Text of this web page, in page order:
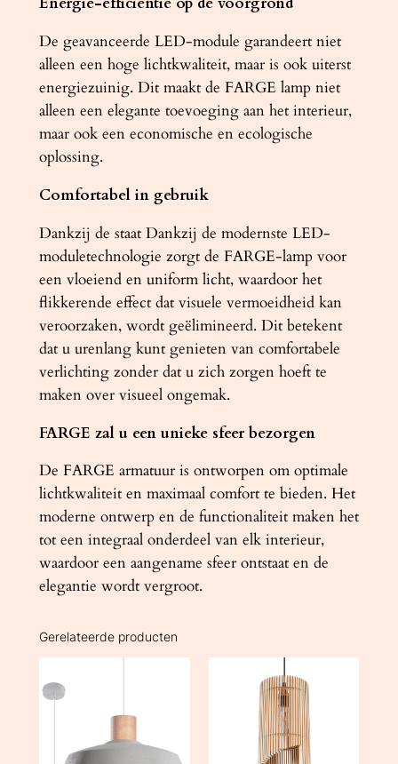
De geavanceerde LED-module garandeert niet
alleen een hoge lichtkwaliteit, maar is ook uiterst
energiezuinig. Dit maakt de FARGE lamp niet
alleen een elegante toevoeging aan het interieur,
maar ook een economische en ecologische
oplossing.
Comfortabel in gebruik
Dankzij de staat Dankzij de modernste LED-
moduletechnologie zorgt de FARGE-lamp voor
een vloeiend en uniform licht, waardoor het
flikkerende effect dat visuele vermoeidheid kan
veroorzaken, wordt geëlimineerd. Dit betekent
dat u urenlang kunt genieten van comfortabele
verlichting zonder dat u zich zorgen hoeft te
maken over visueel ongemak.
FARGE zal u een unieke sfeer bezorgen
De FARGE armatuur is ontworpen om optimale
lichtkwaliteit en maximaal comfort te bieden. Het
moderne ontwerp en de functionaliteit maken het
tot een integraal onderdeel van elk interieur,
waardoor een aangename sfeer ontstaat en de
elegantie wordt vergroot.
Gerelateerde producten